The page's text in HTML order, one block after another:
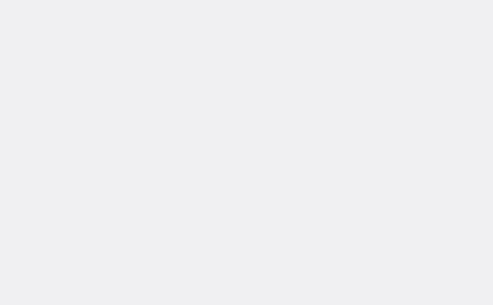
giá: từ 678.030₫ đến 1.115.500₫